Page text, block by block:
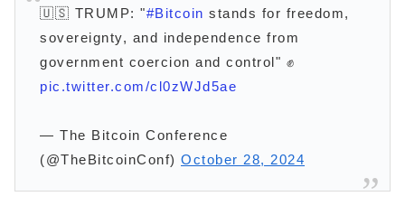
🇺🇸 TRUMP: "#Bitcoin stands for freedom,
sovereignty, and independence from
government coercion and control" ✊
pic.twitter.com/cl0zWJd5ae
— The Bitcoin Conference
(@TheBitcoinConf) October 28, 2024